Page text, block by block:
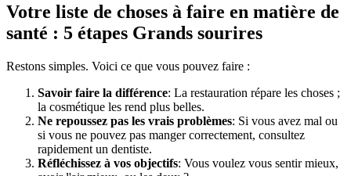
Votre liste de choses à faire en matière de
santé : 5 étapes Grands sourires
Restons simples. Voici ce que vous pouvez faire :
Savoir faire la différence: La restauration répare les choses ;
la cosmétique les rend plus belles.
Ne repoussez pas les vrais problèmes: Si vous avez mal ou
si vous ne pouvez pas manger correctement, consultez
rapidement un dentiste.
Réfléchissez à vos objectifs: Vous voulez vous sentir mieux,